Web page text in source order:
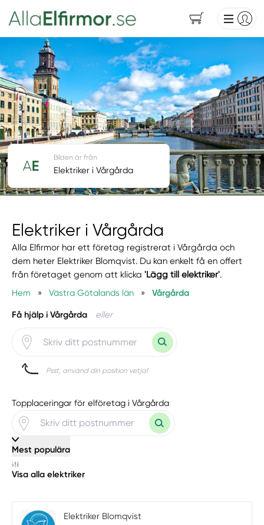
Elektriker i Vårgårda
Alla Elfirmor har ett företag registrerat i Vårgårda och
dem heter Elektriker Blomqvist. Du kan enkelt få en offert
från företaget genom att klicka'Lägg till elektriker'.
Hem
» Västra Götalands län » Vårgårda
Få hjälp i Vårgårda eller
Psst, använd din position vetja!
Bilden är från
Elektriker i Vårgårda
Topplaceringar för elföretag i Vårgårda
Mest populära
Visa alla elektriker
Elektriker Blomqvist